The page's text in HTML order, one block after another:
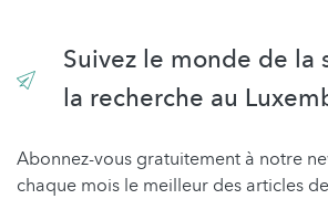
Suivez le monde de la
la recherche au
Abonnez-vous gratuitement à notre
chaque mois le meilleur des articles